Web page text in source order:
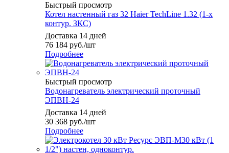
Быстрый просмотр
Котел настенный газ 32 Haier TechLine 1.32 (1-х
контур. ЗКС)
Доставка 14 дней
76 184 руб./шт
Подробнее
Быстрый просмотр
Водонагреватель электрический проточный
ЭПВН-24
Доставка 14 дней
30 368 руб./шт
Подробнее